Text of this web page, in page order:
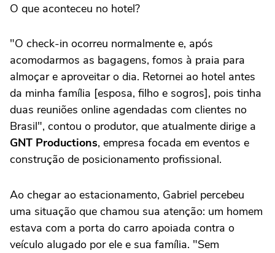
O que aconteceu no hotel?
"O check-in ocorreu normalmente e, após
acomodarmos as bagagens, fomos à praia para
almoçar e aproveitar o dia. Retornei ao hotel antes
da minha família [esposa, filho e sogros], pois tinha
duas reuniões online agendadas com clientes no
Brasil", contou o produtor, que atualmente dirige a
GNT Productions, empresa focada em eventos e
construção de posicionamento profissional.
Ao chegar ao estacionamento, Gabriel percebeu
uma situação que chamou sua atenção: um homem
estava com a porta do carro apoiada contra o
veículo alugado por ele e sua família. "Sem